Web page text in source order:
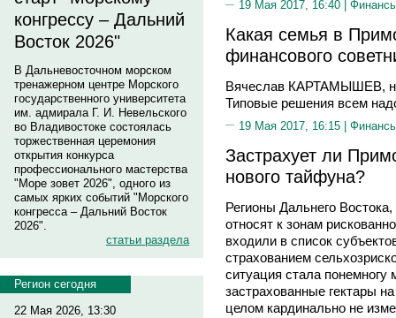
конгрессу – Дальний
Восток 2026"
В Дальневосточном морском
тренажерном центре Морского
государственного университета
им. адмирала Г. И. Невельского
во Владивостоке состоялась
торжественная церемония
открытия конкурса
профессионального мастерства
"Море зовет 2026", одного из
самых ярких событий "Морского
конгресса – Дальний Восток
2026".
статьи раздела
Регион сегодня
22 Мая 2026, 13:30
19 Мая 2017, 16:40 |
Какая семья в
финансового
Вячеслав КАРТАМЫШЕВ,
Типовые решения всем
19 Мая 2017, 16:15 |
Застрахует ли
нового тайфуна?
Регионы Дальнего
относят к зонам
входили в список
страхованием
ситуация стала понемногу
застрахованные гектары
целом кардинально не